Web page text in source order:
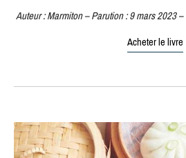
Auteur : Marmiton – Parution : 9 mars 2023
Acheter le livre